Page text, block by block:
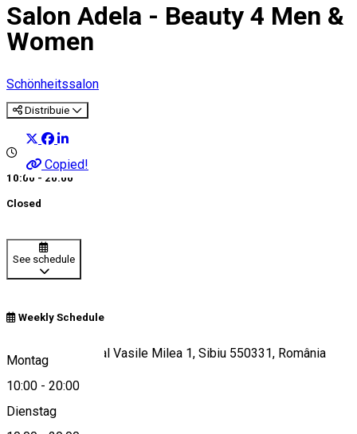
Salon Adela - Beauty 4 Men &
Women
Schönheitssalon
Distribuie
Copied!
10:00 - 20:00
Closed
See schedule
Weekly Schedule
Montag
10:00 - 20:00
Dienstag
Bulevardul General Vasile Milea 1, Sibiu 550331, România
View on map